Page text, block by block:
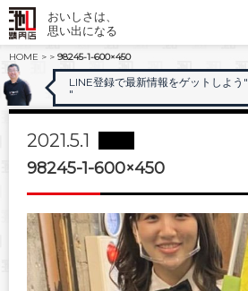
おいしさは、
思い出になる
HOME > > 98245-1-600×450
LINE登録で最新情報をゲットしよう"
"
2021.5.1
98245-1-600×450